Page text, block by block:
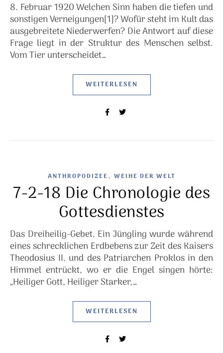
8. Februar 1920 Welchen Sinn haben die tiefen und
sonstigen Verneigungen[1]? Wofür steht im Kult das
ausgebreitete Niederwerfen? Die Antwort auf diese
Frage liegt in der Struktur des Menschen selbst.
Vom Tier unterscheidet…
WEITERLESEN
ANTHROPODIZEE , WEIHE DER WELT
7-2-18 Die Chronologie des
Gottesdienstes
Das Dreiheilig-Gebet. Ein Jüngling wurde während
eines schrecklichen Erdbebens zur Zeit des Kaisers
Theodosius II. und des Patriarchen Proklos in den
Himmel entrückt, wo er die Engel singen hörte:
„Heiliger Gott, Heiliger Starker,…
WEITERLESEN